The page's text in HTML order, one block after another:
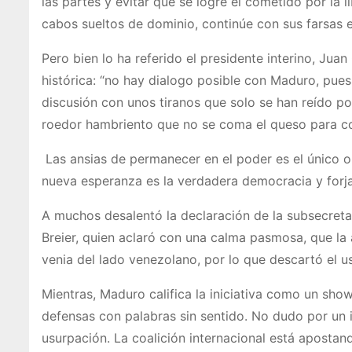
cabos sueltos de dominio, continúe con sus farsas
Pero bien lo ha referido el presidente interino,
histórica: “no hay dialogo posible con Maduro,
discusión con unos tiranos que solo se han reído
roedor hambriento que no se coma el queso para
Las ansias de permanecer en el poder es el
nueva esperanza es la verdadera democracia y
A muchos desalentó la declaración de la
Breier, quien aclaró con una calma pasmosa, que
venia del lado venezolano, por lo que descartó el
Mientras, Maduro califica la iniciativa como un
defensas con palabras sin sentido. No dudo por
usurpación. La coalición internacional está